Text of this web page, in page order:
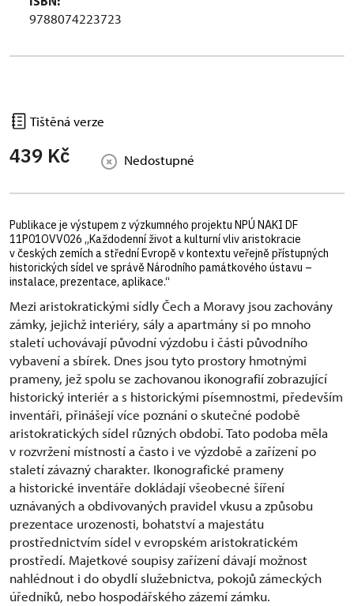
9788074223723
Tištěná verze
439 Kč Nedostupné
Publikace je výstupem z výzkumného projektu NPÚ NAKI DF
11P01OVV026 „Každodenní život a kulturní vliv aristokracie
v českých zemích a střední Evropě v kontextu veřejně přístupných
historických sídel ve správě Národního památkového ústavu –
instalace, prezentace, aplikace.“
Mezi aristokratickými sídly Čech a Moravy jsou zachovány
zámky, jejichž interiéry, sály a apartmány si po mnoho
staletí uchovávají původní výzdobu i části původního
vybavení a sbírek. Dnes jsou tyto prostory hmotnými
prameny, jež spolu se zachovanou ikonografií zobrazující
historický interiér a s historickými písemnostmi, především
inventáři, přinášejí více poznání o skutečné podobě
aristokratických sídel různých období. Tato podoba měla
v rozvržení místností a často i ve výzdobě a zařízení po
staletí závazný charakter. Ikonografické prameny
a historické inventáře dokládají všeobecné šíření
uznávaných a obdivovaných pravidel vkusu a způsobu
prezentace urozenosti, bohatství a majestátu
prostřednictvím sídel v evropském aristokratickém
prostředí. Majetkové soupisy zařízení dávají možnost
nahlédnout i do obydlí služebnictva, pokojů zámeckých
úředníků, nebo hospodářského zázemí zámku.